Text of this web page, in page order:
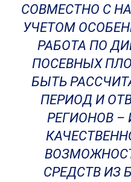
СОВМЕСТНО С
УЧЕТОМ
РАБОТА ПО
ПОСЕВНЫХ
БЫТЬ
ПЕРИОД И
РЕГИОНОВ –
СРЕДСТВ ИЗ